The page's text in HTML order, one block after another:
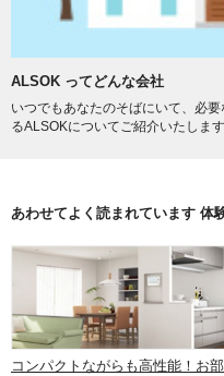
ALSOK ってどんな会社
いつでもあなたのそばにいて、必
るALSOKについてご紹介いたします
あわせてよく読まれています 体
コンパクトながらも高性能！お